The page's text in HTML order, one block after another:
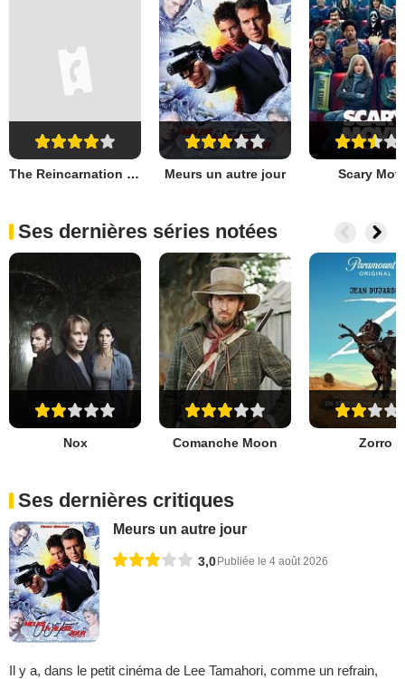
The Reincarnation of Peter Proud Meurs un autre jour Scary
Ses dernières séries notées
Nox Comanche Moon Zorro
Ses dernières critiques
Meurs un autre jour
3,0 Publiée le 4 août 2026
Il y a, dans le petit cinéma de Lee Tamahori, comme un refrain,